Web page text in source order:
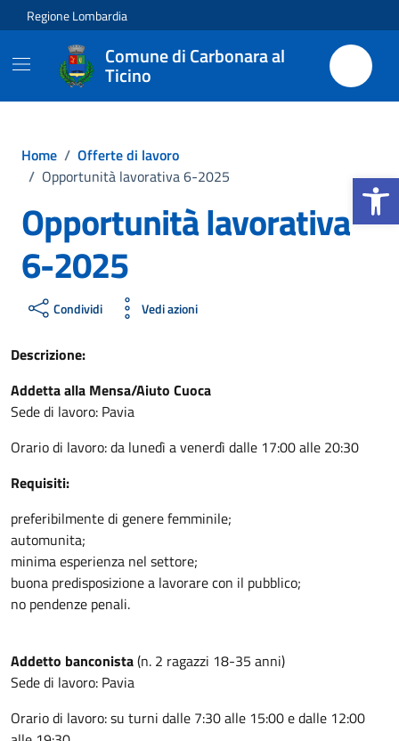
Vai ai contenuti
Vai al footer
Regione Lombardia
Comune di Carbonara al
Ticino
Home / Offerte di lavoro
/ Opportunità lavorativa 6-2025
Opportunità lavorativa
6-2025
Condividi Vedi azioni
Descrizione:
Addetta alla Mensa/Aiuto Cuoca
Sede di lavoro: Pavia
Orario di lavoro: da lunedì a venerdì dalle 17:00 alle 20:30
Requisiti:
preferibilmente di genere femminile;
automunita;
minima esperienza nel settore;
buona predisposizione a lavorare con il pubblico;
no pendenze penali.
Addetto banconista(n. 2 ragazzi 18-35 anni)
Sede di lavoro: Pavia
Orario di lavoro: su turni dalle 7:30 alle 15:00 e dalle 12:00
Apri la